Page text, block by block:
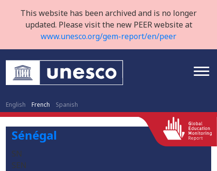
This website has been archived and is no longer
updated. Please visit the new PEER website at
www.unesco.org/gem-report/en/peer
English French Spanish
Sénégal
SN
SEN